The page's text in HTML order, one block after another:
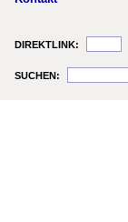
DIREKTLINK:
SUCHEN: